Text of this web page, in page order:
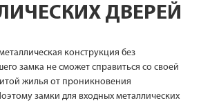
ДВЕРЕЙ
конструкция без
замка не сможет справиться со своей
жилья от проникновения
замки для входных металлических